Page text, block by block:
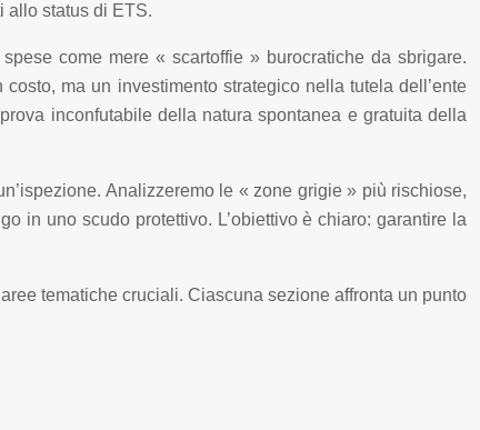
allo status di ETS.
come mere « scartoffie » burocratiche da sbrigare.
ma un investimento strategico nella tutela dell’ente
inconfutabile della natura spontanea e gratuita della
Analizzeremo le « zone grigie » più rischiose,
in uno scudo protettivo. L’obiettivo è chiaro: garantire la
tematiche cruciali. Ciascuna sezione affronta un punto